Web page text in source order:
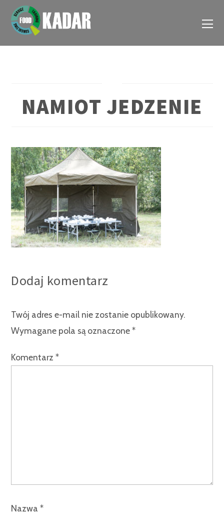
NAMIOT JEDZENIE
Dodaj komentarz
Twój adres e-mail nie zostanie opublikowany.
Wymagane pola są oznaczone*
Komentarz*
Nazwa*